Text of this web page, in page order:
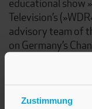
Zustimmung
educational show
Television’s
advisory team of
on Germany’s
many
Germany’s
Elisabeth Raffauf
sons.